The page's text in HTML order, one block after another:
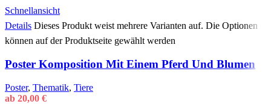
Schnellansicht
Details Dieses Produkt weist mehrere Varianten auf. Die Optionen
können auf der Produktseite gewählt werden
Poster Komposition Mit Einem Pferd Und Blumen
Poster, Thematik, Tiere
ab 20,00 €